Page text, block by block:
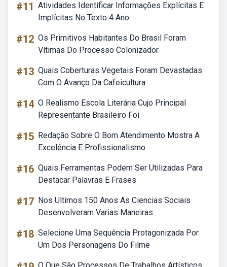
#11 Atividades Identificar Informações Explícitas E
Implícitas No Texto 4 Ano
#12 Os Primitivos Habitantes Do Brasil Foram
Vítimas Do Processo Colonizador
#13 Quais Coberturas Vegetais Foram Devastadas
Com O Avanço Da Cafeicultura
#14 O Realismo Escola Literária Cujo Principal
Representante Brasileiro Foi
#15 Redação Sobre O Bom Atendimento Mostra A
Excelência E Profissionalismo
#16 Quais Ferramentas Podem Ser Utilizadas Para
Destacar Palavras E Frases
#17 Nos Ultimos 150 Anos As Ciencias Sociais
Desenvolveram Varias Maneiras
#18 Selecione Uma Sequência Protagonizada Por
Um Dos Personagens Do Filme